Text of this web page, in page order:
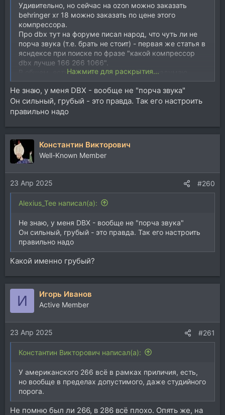
Удивительно, но сейчас на ozon можно заказать
behringer xr 18 можно заказать по цене этого
компрессора.
Про dbx тут на форуме писал народ, что чуть ли не
порча звука (т.е. брать не стоит) - первая же статья в
ясндексе при поиске по фразе "какой компрессор
dbx лучше 166 266 1066".
В общем, есть над чем подумать. Если надумаю
покупать компрессор, проще сразу на цифру
переходить, как тут многие уже намекали или прямо
писали.
Нажмите для раскрытия...
Не знаю, у меня DBX - вообще не "порча звука"
Он сильный, грубый - это правда. Так его настроить
правильно надо
Константин Викторович
Well-Known Member
23 Апр 2025 #260
Alexius_Tee написал(а):
Не знаю, у меня DBX - вообще не "порча звука"
Он сильный, грубый - это правда. Так его настроить
правильно надо
Какой именно грубый?
И Игорь Иванов
Active Member
23 Апр 2025 #261
Константин Викторович написал(а):
У американского 266 всё в рамках приличия, есть,
но вообще в пределах допустимого, даже студийного
порога.
Не помню был ли 266, в 286 всё плохо. Опять же, на